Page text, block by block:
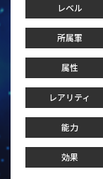
レベル
所属軍
属性
レアリティ
能力
効果